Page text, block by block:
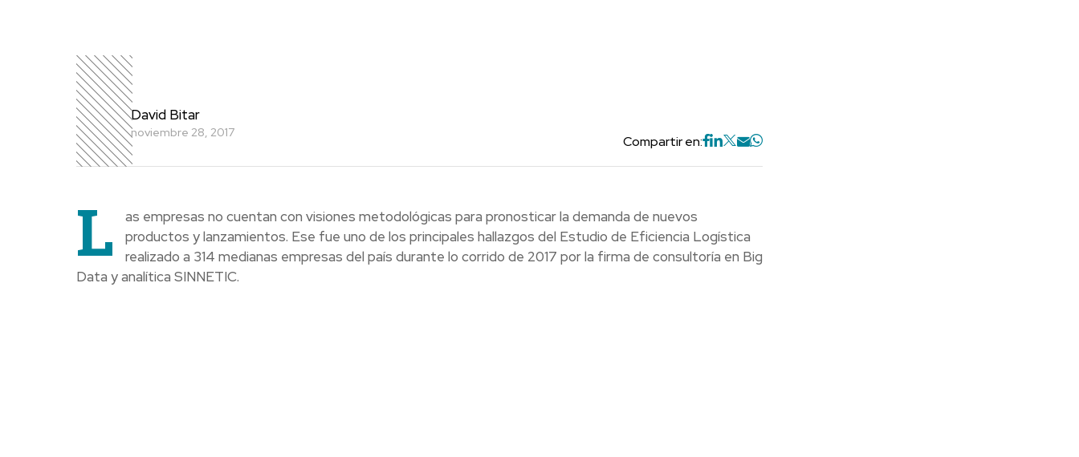
David Bitar
noviembre 28, 2017
Compartir en:
L
as empresas no cuentan con visiones metodológicas para pronosticar la demanda de nuevos
productos y lanzamientos. Ese fue uno de los principales hallazgos del Estudio de Eficiencia Logística
realizado a 314 medianas empresas del país durante lo corrido de 2017 por la firma de consultoría en Big
Data y analítica SINNETIC.